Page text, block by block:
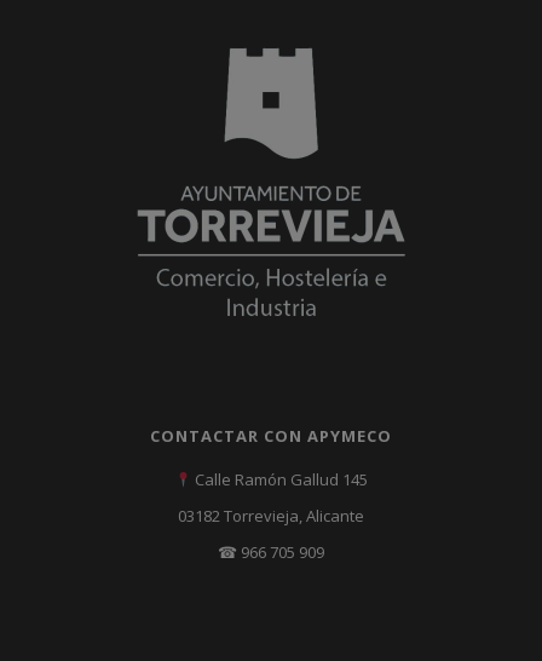
CONTACTAR CON APYMECO
Calle Ramón Gallud 145
03182 Torrevieja, Alicante
☎ 966 705 909